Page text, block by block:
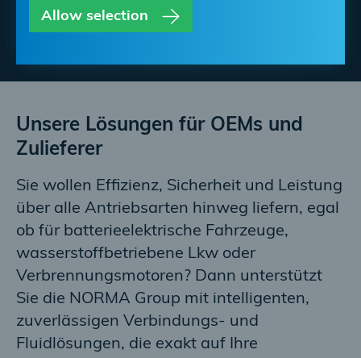
Allow selection
mit effizienten, sicheren und zukunftsfähigen
Unsere Lösungen für OEMs und
Zulieferer
Sie wollen Effizienz, Sicherheit und Leistung
über alle Antriebsarten hinweg liefern, egal
ob für batterieelektrische Fahrzeuge,
wasserstoffbetriebene Lkw oder
Verbrennungsmotoren? Dann unterstützt
Sie die NORMA Group mit intelligenten,
zuverlässigen Verbindungs- und
Fluidlösungen, die exakt auf Ihre